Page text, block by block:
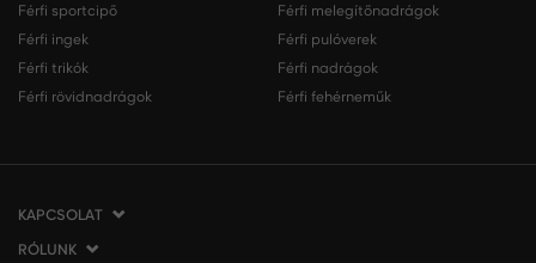
Férfi sportcipő
Férfi ingek
Férfi trikók
Férfi rövidnadrágok
Férfi melegítőnadrágok
Férfi pulóverek
Férfi nadrágok
Férfi fehérneműk
KAPCSOLAT
VERMONT Services Slovakia s. r. o.
RÓLUNK